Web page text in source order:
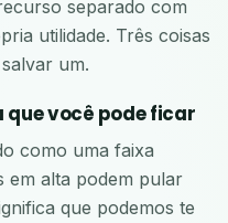
separado com
utilidade. Três coisas
um.
que você pode ficar
como uma faixa
em alta podem pular
que podemos te